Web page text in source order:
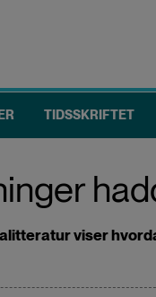
TIDSSKRIFTET
viser